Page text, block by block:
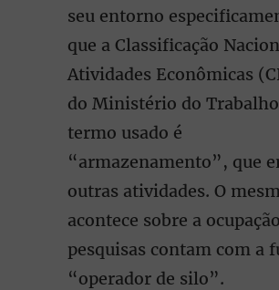
seu entorno
que a Classificação
Atividades Econômicas
do Ministério do
termo usado é
“armazenamento”, que
outras atividades. O
acontece sobre a
pesquisas contam com a
“operador de silo”.